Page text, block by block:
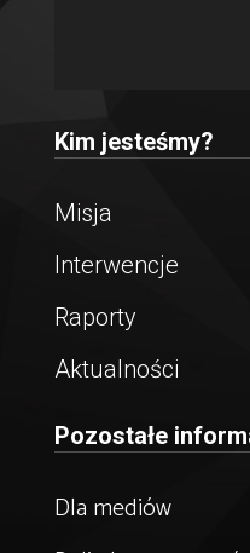
Kim jesteśmy?
Misja
Interwencje
Raporty
Aktualności
Pozostałe
Dla mediów